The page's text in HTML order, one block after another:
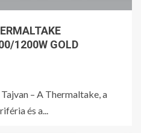
1200W GOLD
– A Thermaltake, a
és a...